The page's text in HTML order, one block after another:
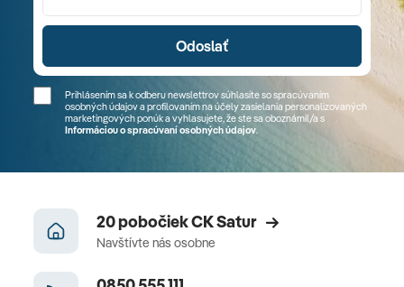
Odoslať
Prihlásením sa k odberu newslettrov súhlasíte so spracúvaním
osobných údajov a profilovaním na účely zasielania personalizovaných
marketingových ponúk a vyhlasujete, že ste sa oboznámil/a s
Informáciou o spracúvaní osobných údajov.
20 pobočiek CK Satur
Navštívte nás osobne